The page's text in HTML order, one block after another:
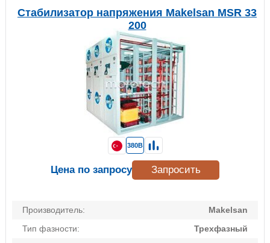
Стабилизатор напряжения Makelsan MSR 33
200
Производитель:
Makelsan
Тип фазности:
Трехфазный
380В
Цена по запросу Запросить